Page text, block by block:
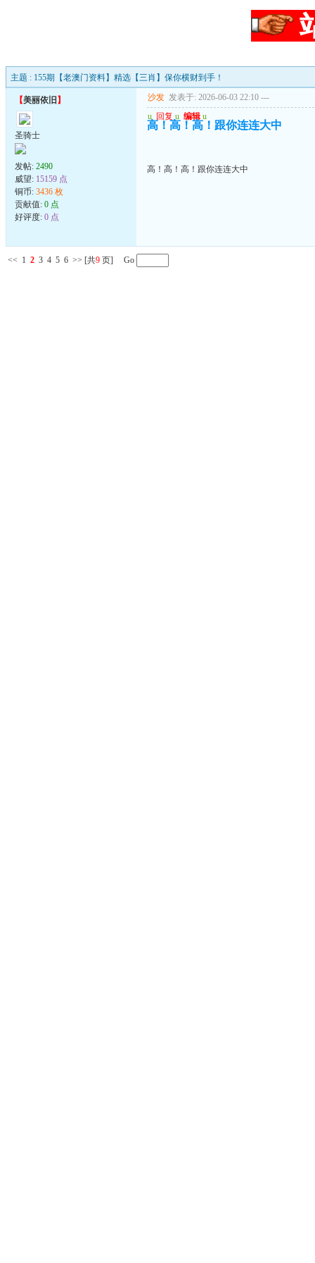
主题 : 155期【老澳门资料】精选【三肖】保你横财到手！
【美丽依旧 】
圣骑士
发帖: 2490
威望: 15159 点
铜币: 3436 枚
贡献值: 0 点
好评度: 0 点
沙发 发表于: 2026-06-03 22:10 ---
u 回复 u 编辑 u
高！高！高！跟你连连大中
高！高！高！跟你连连大中
<< 1 2 3 4 5 6 >> [共9 页] Go